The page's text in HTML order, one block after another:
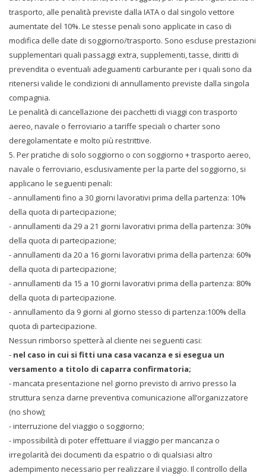
trasporto, alle penalità previste dalla IATA o dal singolo vettore
aumentate del 10%. Le stesse penali sono applicate in caso di
modifica delle date di soggiorno/trasporto. Sono escluse prestazioni
supplementari quali passaggi extra, supplementi, tasse, diritti di
prevendita o eventuali adeguamenti carburante per i quali sono da
ritenersi valide le condizioni di annullamento previste dalla singola
compagnia.
Le penalità di cancellazione dei pacchetti di viaggi con trasporto
aereo, navale o ferroviario a tariffe speciali o charter sono
deregolamentate e molto più restrittive.
5. Per pratiche di solo soggiorno o con soggiorno + trasporto aereo,
navale o ferroviario, esclusivamente per la parte del soggiorno, si
applicano le seguenti penali:
- annullamenti fino a 30 giorni lavorativi prima della partenza: 10%
della quota di partecipazione;
- annullamenti da 29 a 21 giorni lavorativi prima della partenza: 30%
della quota di partecipazione;
- annullamenti da 20 a 16 giorni lavorativi prima della partenza: 60%
della quota di partecipazione;
- annullamenti da 15 a 10 giorni lavorativi prima della partenza: 80%
della quota di partecipazione.
- annullamento da 9 giorni al giorno stesso di partenza:100% della
quota di partecipazione.
Nessun rimborso spetterà al cliente nei seguenti casi:
- nel caso in cui si fitti una casa vacanza e si esegua un
versamento a titolo di caparra confirmatoria;
- mancata presentazione nel giorno previsto di arrivo presso la
struttura senza darne preventiva comunicazione all’organizzatore
(no show);
- interruzione del viaggio o soggiorno;
- impossibilità di poter effettuare il viaggio per mancanza o
irregolarità dei documenti da espatrio o di qualsiasi altro
adempimento necessario per realizzare il viaggio. Il controllo della